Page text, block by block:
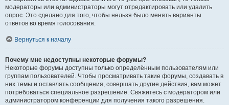
модераторы или администраторы могут отредактировать или удалить
опрос. Это сделано для того, чтобы нельзя было менять варианты
ответов во время голосования.
Вернуться к началу
Почему мне недоступны некоторые форумы?
Некоторые форумы доступны только определённым пользователям или
группам пользователей. Чтобы просматривать такие форумы, создавать в
них темы и оставлять сообщения, совершать другие действия, вам может
потребоваться специальное разрешение. Свяжитесь с модератором или
администратором конференции для получения такого разрешения.